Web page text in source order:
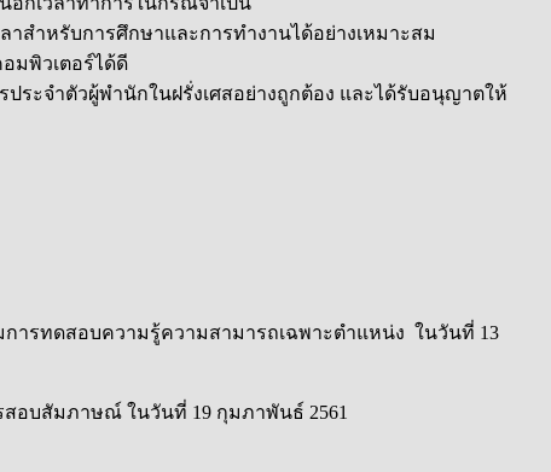
สำหรับการศึกษาและการทำงานได้อย่างเหมาะสม
มพิวเตอร์ได้ดี
ะจำตัวผู้พำนักในฝรั่งเศสอย่างถูกต้อง และได้รับอนุญาตให้
ารทดสอบความรู้ความสามารถเฉพาะตำแหน่ง ในวันที่ 13
อบสัมภาษณ์ ในวันที่ 19 กุมภาพันธ์ 2561